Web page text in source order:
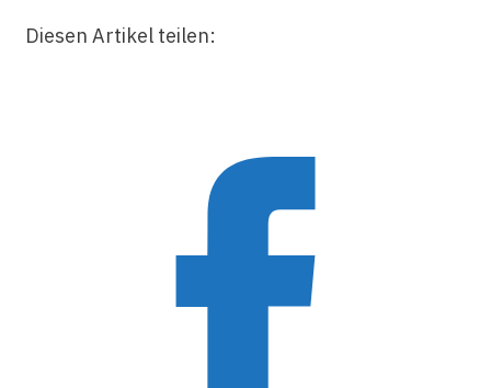
Diesen Artikel teilen: